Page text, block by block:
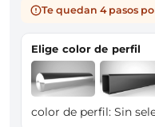
Te quedan 4 pasos
Elige color de perfil
color de perfil: Sin